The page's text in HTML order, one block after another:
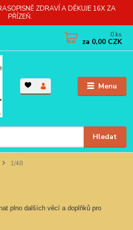
ZDRAVÍ A DĚKUJE 16X ZA
PŘÍZEŇ.
Menu
Hledat
0 ks
za 0,00 CZK
1/48
plno dalších věcí a doplňků pro